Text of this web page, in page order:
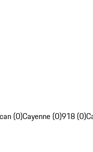
(0)Cayenne (0)918 (0)